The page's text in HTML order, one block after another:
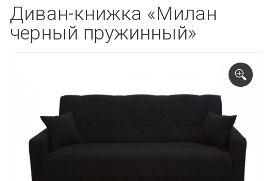
Диван-книжка «Милан
черный пружинный»